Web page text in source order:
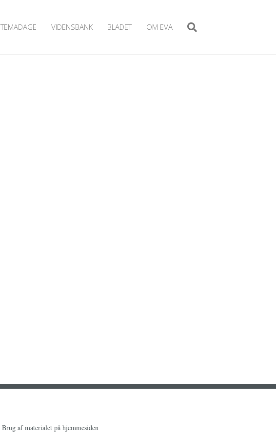
TEMADAGE VIDENSBANK BLADET OM EVA
Brug af materialet på hjemmesiden